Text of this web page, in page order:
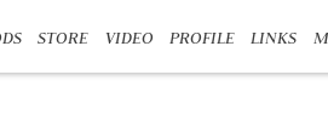
STORE VIDEO PROFILE LINKS